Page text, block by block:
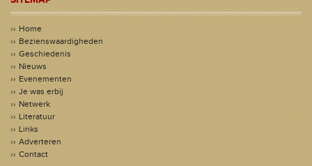
Home
Bezienswaardigheden
Geschiedenis
Nieuws
Evenementen
Je was erbij
Netwerk
Literatuur
Links
Adverteren
Contact